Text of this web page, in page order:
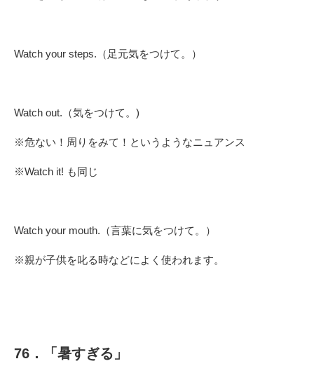
Watch your steps.（足元気をつけて。）
Watch out.（気をつけて。)
※危ない！周りをみて！というようなニュアンス
※Watch it! も同じ
Watch your mouth.（言葉に気をつけて。）
※親が子供を叱る時などによく使われます。
76．「暑すぎる」